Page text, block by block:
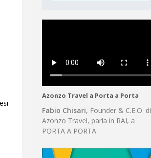
Azonzo Travel a Porta a Porta
Fabio Chisari, Founder & C.E.O. di
Azonzo Travel, parla in RAI, a
PORTA A PORTA.